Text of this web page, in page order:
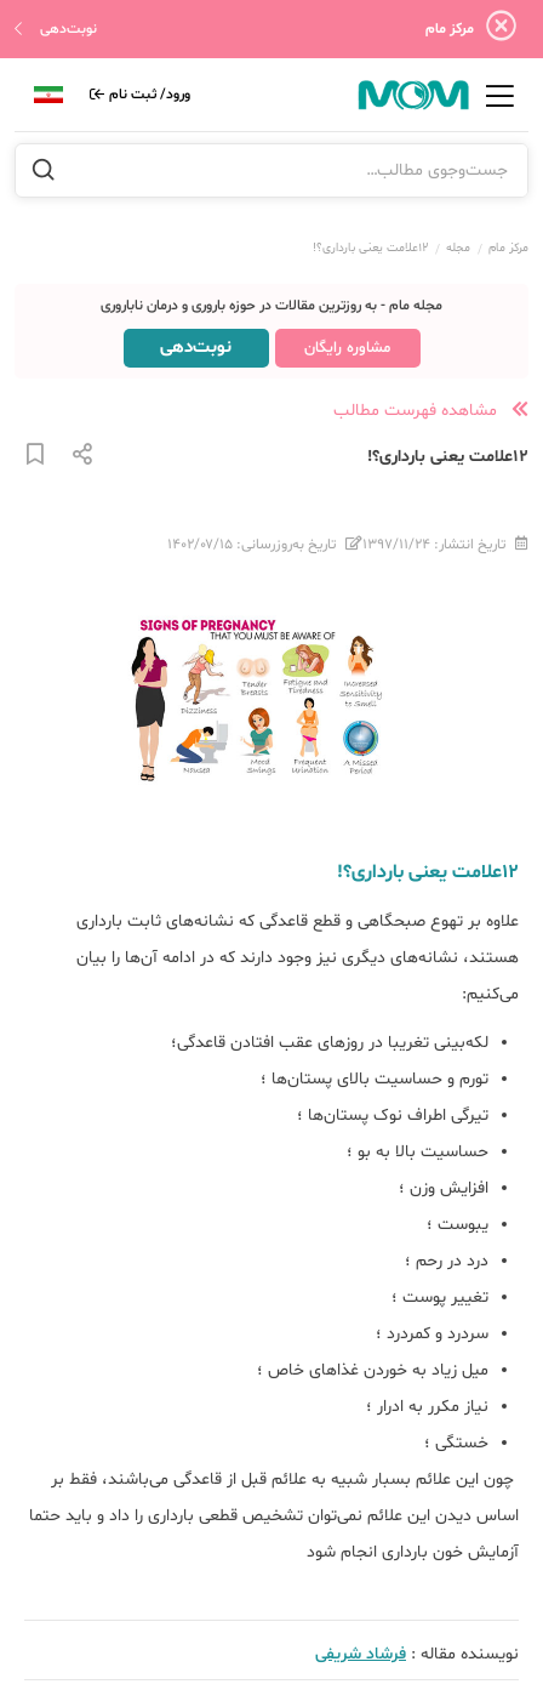
مرکز مام نوبت‌دهی
ورود/ ثبت نام
مرکز مام مجله 12علامت یعنی بارداری؟!
مجله مام - به روزترین مقالات در حوزه باروری و درمان ناباروری
مشاوره رایگان نوبت‌دهی
مشاهده فهرست مطالب
12علامت یعنی بارداری؟!
تاریخ انتشار: ۱۳۹۷/۱۱/۲۴ تاریخ به‌روزرسانی: ۱۴۰۲/۰۷/۱۵
12علامت یعنی بارداری؟!
علاوه بر تهوع صبحگاهی و قطع قاعدگی که نشانه‌های ثابت بارداری
هستند، نشانه‌های دیگری نیز وجود دارند که در ادامه آن‌ها را بیان
می‌کنیم:
لکه‌‌‌بینی تغریبا در روزهای عقب افتادن قاعدگی؛
تورم و حساسیت بالای پستان‌ها ؛
تیرگی اطراف نوک پستان‌ها ؛
حساسیت بالا به بو ؛
افزایش وزن ؛
یبوست ؛
درد در رحم ؛
تغییر پوست ؛
سردرد و کمردرد ؛
میل زیاد به خوردن غذاهای خاص ؛
نیاز مکرر به ادرار ؛
خستگی ؛
چون این علائم بسبار شبیه به علائم قبل از قاعدگی می‌باشند، فقط بر
اساس دیدن این علائم نمی‌توان تشخیص قطعی بارداری را داد و باید حتما
آزمایش خون بارداری انجام شود ​
نویسنده مقاله : فرشاد شریفی